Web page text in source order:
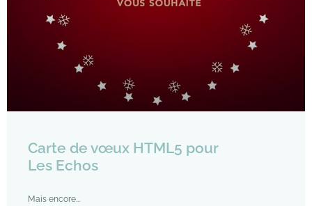
Carte de vœux HTML5 pour
Les Echos
Mais encore...